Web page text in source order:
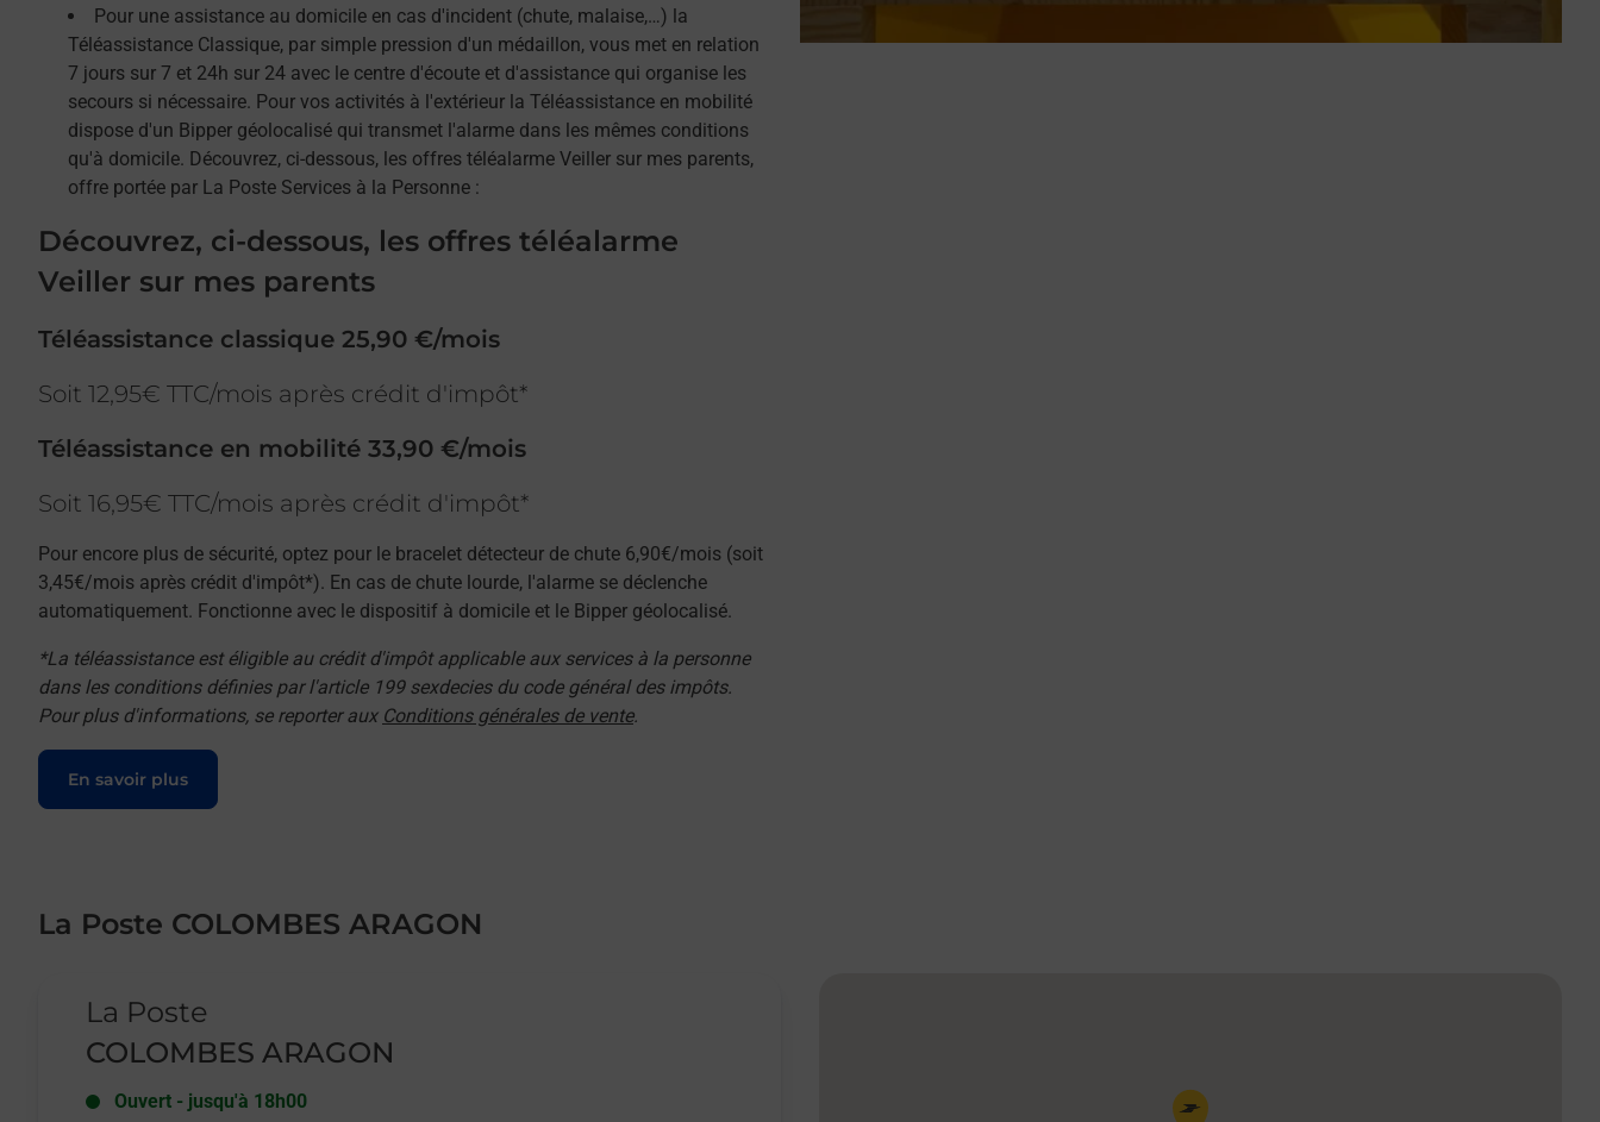
Pour une assistance au domicile en cas d'incident (chute, malaise,…) la
Téléassistance Classique, par simple pression d'un médaillon, vous met en relation
7 jours sur 7 et 24h sur 24 avec le centre d'écoute et d'assistance qui organise les
secours si nécessaire. Pour vos activités à l'extérieur la Téléassistance en mobilité
dispose d'un Bipper géolocalisé qui transmet l'alarme dans les mêmes conditions
qu'à domicile. Découvrez, ci-dessous, les offres téléalarme Veiller sur mes parents,
offre portée par La Poste Services à la Personne :
Découvrez, ci-dessous, les offres téléalarme
Veiller sur mes parents
Téléassistance classique 25,90 €/mois
Soit 12,95€ TTC/mois après crédit d'impôt*
Téléassistance en mobilité 33,90 €/mois
Soit 16,95€ TTC/mois après crédit d'impôt*
Pour encore plus de sécurité, optez pour le bracelet détecteur de chute 6,90€/mois (soit
3,45€/mois après crédit d'impôt*). En cas de chute lourde, l'alarme se déclenche
automatiquement. Fonctionne avec le dispositif à domicile et le Bipper géolocalisé.
*La téléassistance est éligible au crédit d'impôt applicable aux services à la personne
dans les conditions définies par l'article 199 sexdecies du code général des impôts.
Pour plus d'informations, se reporter aux Conditions générales de vente.
En savoir plus
Le lien s'ouvre dans un nouvel onglet
La Poste COLOMBES ARAGON
La Poste
COLOMBES ARAGON
Ouvert - jusqu'à 18h00
Pin de la carte